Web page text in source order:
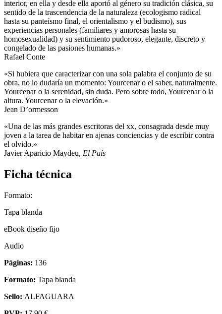
interior, en ella y desde ella aportó al género su tradición clásica, su
sentido de la trascendencia de la naturaleza (ecologismo radical
hasta su panteísmo final, el orientalismo y el budismo), sus
experiencias personales (familiares y amorosas hasta su
homosexualidad) y su sentimiento pudoroso, elegante, discreto y
congelado de las pasiones humanas.»
Rafael Conte
«Si hubiera que caracterizar con una sola palabra el conjunto de su
obra, no lo dudaría un momento: Yourcenar o el saber, naturalmente.
Yourcenar o la serenidad, sin duda. Pero sobre todo, Yourcenar o la
altura. Yourcenar o la elevación.»
Jean D’ormesson
«Una de las más grandes escritoras del xx, consagrada desde muy
joven a la tarea de habitar en ajenas conciencias y de escribir contra
el olvido.»
Javier Aparicio Maydeu, El País
Ficha técnica
Formato:
Tapa blanda
eBook diseño fijo
Audio
Páginas: 136
Formato: Tapa blanda
Sello: ALFAGUARA